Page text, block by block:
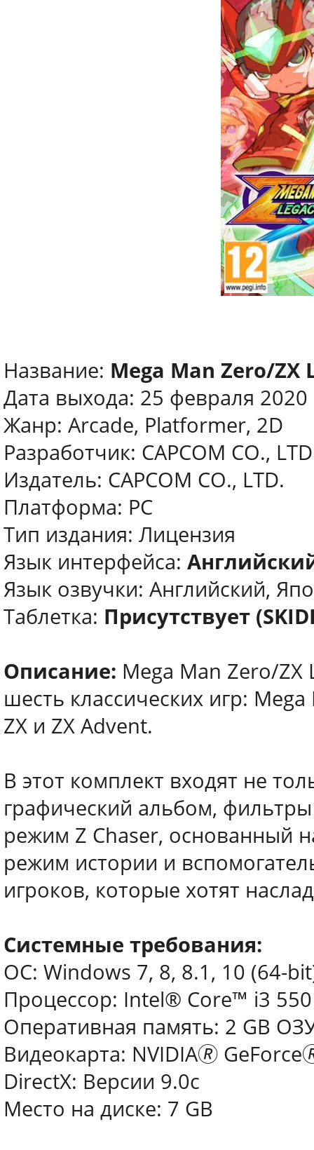
Название: Mega Man Zero/ZX
Дата выхода: 25 февраля 2020
Жанр: Arcade, Platformer, 2D
Разработчик: CAPCOM CO.,
Издатель: CAPCOM CO., LTD.
Платформа: PC
Тип издания: Лицензия
Язык интерфейса:
Язык озвучки: Английский,
Таблетка: Присутствует
Описание: Mega Man Zero/ZX
шесть классических игр:
ZX и ZX Advent.
В этот комплект входят не
графический альбом,
режим Z Chaser, основанный
режим истории и
игроков, которые хотят
Системные требования:
ОС: Windows 7, 8, 8.1, 10 (64-
Процессор: Intel® Core™ i3
Оперативная память: 2 GB
Видеокарта: NVIDIA🄬
DirectX: Версии 9.0c
Место на диске: 7 GB